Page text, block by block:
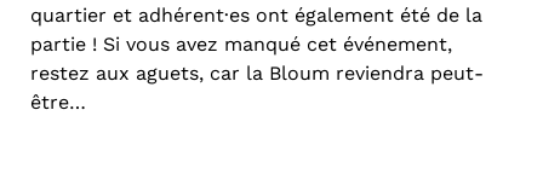
quartier et adhérent·es ont également été de la
partie ! Si vous avez manqué cet événement,
restez aux aguets, car la Bloum reviendra peut-
être…